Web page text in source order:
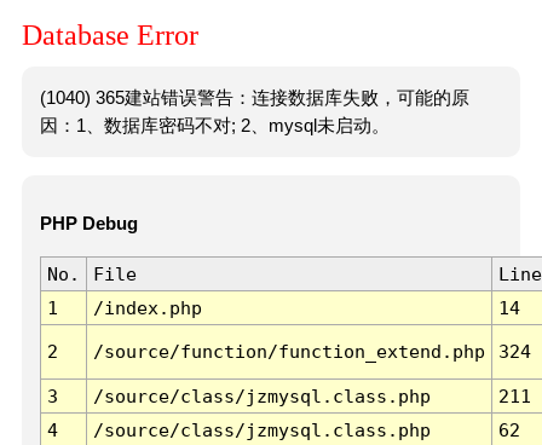
Database Error
(1040) 365建站错误警告：连接数据库失败，可能的原
因：1、数据库密码不对; 2、mysql未启动。
PHP Debug
No. File
Line
1
/index.php 14
2 /source/function/function_extend.php 324
3 /source/class/jzmysql.class.php
211
4
/source/class/jzmysql.class.php
62